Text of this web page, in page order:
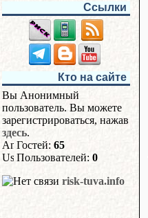
Ссылки
Кто на сайте
Вы Анонимный
пользователь. Вы можете
зарегистрироваться, нажав
здесь.
Гостей: 65
Пользователей: 0
risk-tuva.info